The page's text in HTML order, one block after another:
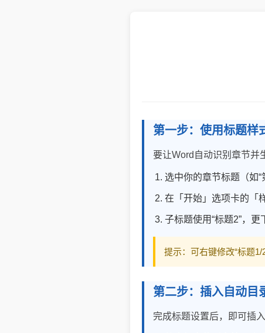
第一步：使用标题样
要让Word自动识别章节并
选中你的章节标题（如“
在「开始」选项卡的「
子标题使用“标题2”，更
提示：可右键修改“标题
第二步：插入自动目
完成标题设置后，即可插